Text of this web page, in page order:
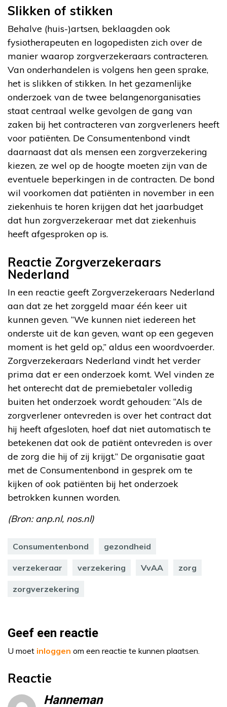
Slikken of stikken
Behalve (huis-)artsen, beklaagden ook
fysiotherapeuten en logopedisten zich over de
manier waarop zorgverzekeraars contracteren.
Van onderhandelen is volgens hen geen sprake,
het is slikken of stikken. In het gezamenlijke
onderzoek van de twee belangenorganisaties
staat centraal welke gevolgen de gang van
zaken bij het contracteren van zorgverleners heeft
voor patiënten. De Consumentenbond vindt
daarnaast dat als mensen een zorgverzekering
kiezen, ze wel op de hoogte moeten zijn van de
eventuele beperkingen in de contracten. De bond
wil voorkomen dat patiënten in november in een
ziekenhuis te horen krijgen dat het jaarbudget
dat hun zorgverzekeraar met dat ziekenhuis
heeft afgesproken op is.
Reactie Zorgverzekeraars
Nederland
In een reactie geeft Zorgverzekeraars Nederland
aan dat ze het zorggeld maar één keer uit
kunnen geven. “We kunnen niet iedereen het
onderste uit de kan geven, want op een gegeven
moment is het geld op,” aldus een woordvoerder.
Zorgverzekeraars Nederland vindt het verder
prima dat er een onderzoek komt. Wel vinden ze
het onterecht dat de premiebetaler volledig
buiten het onderzoek wordt gehouden: “Als de
zorgverlener ontevreden is over het contract dat
hij heeft afgesloten, hoef dat niet automatisch te
betekenen dat ook de patiënt ontevreden is over
de zorg die hij of zij krijgt.” De organisatie gaat
met de Consumentenbond in gesprek om te
kijken of ook patiënten bij het onderzoek
betrokken kunnen worden.
(Bron: anp.nl, nos.nl)
Consumentenbond gezondheid
verzekeraar verzekering VvAA zorg
zorgverzekering
Geef een reactie
U moet inloggen om een reactie te kunnen plaatsen.
Reactie
Hanneman